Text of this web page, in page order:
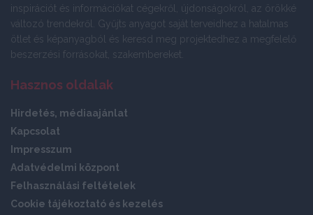
inspirációt és információkat cégekről, újdonságokról, az örökké
változó trendekről. Gyűjts anyagot saját terveidhez a hatalmas
ötlet és képanyagból és keresd meg projektedhez a megfelelő
beszerzési forrásokat, szakembereket.
Hasznos oldalak
Hirdetés, médiaajánlat
Kapcsolat
Impresszum
Adatvédelmi központ
Felhasználási feltételek
Cookie tájékoztató és kezelés